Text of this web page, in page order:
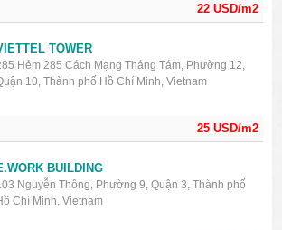
22 USD/m2
25 USD/m2
TOWER
Hẻm 285 Cách Mạng Tháng Tám, Phường 12,
10, Thành phố Hồ Chí Minh, Vietnam
BUILDING
Nguyễn Thông, Phường 9, Quận 3, Thành phố
Chí Minh, Vietnam